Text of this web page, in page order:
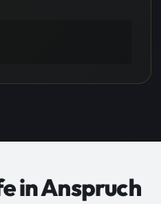
in Anspruch